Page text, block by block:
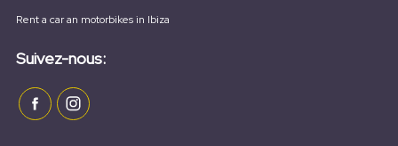
Rent a car an motorbikes in Ibiza
Suivez-nous: